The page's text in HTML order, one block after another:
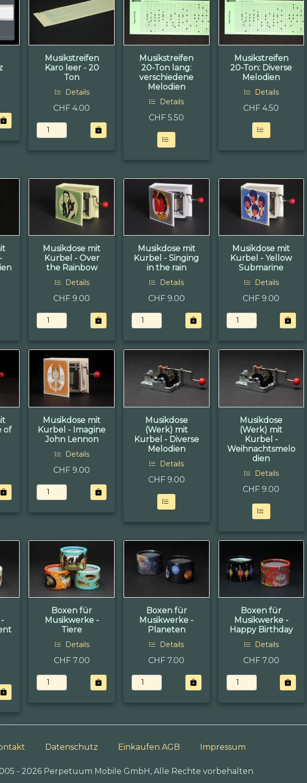
Musikstreifen
Karo leer - 20
Ton
Details
CHF 4.00
Musikstreifen
20-Ton lang:
verschiedene
Melodien
Details
CHF 5.50
Musikstreifen
20-Ton: Diverse
Melodien
Details
CHF 4.50
Musikdose mit
Kurbel - Over
the Rainbow
Details
CHF 9.00
Musikdose mit
Kurbel - Singing
in the rain
Details
CHF 9.00
Musikdose mit
Kurbel - Yellow
Submarine
Details
CHF 9.00
of
Musikdose mit
Kurbel - Imagine
John Lennon
Details
CHF 9.00
Musikdose
(Werk) mit
Kurbel - Diverse
Melodien
Details
CHF 9.00
Musikdose
(Werk) mit
Kurbel -
Weihnachtsmelo
dien
Details
CHF 9.00
Boxen für
Musikwerke -
Tiere
Details
CHF 7.00
Boxen für
Musikwerke -
Planeten
Details
CHF 7.00
Boxen für
Musikwerke -
Happy Birthday
Details
CHF 7.00
Datenschutz Einkaufen AGB Impressum
- 2026 Perpetuum Mobile GmbH, Alle Rechte vorbehalten